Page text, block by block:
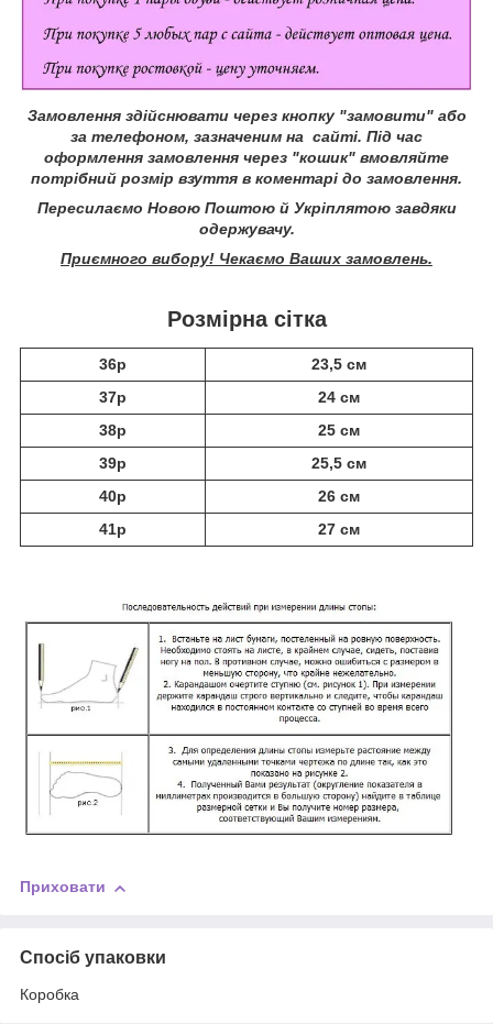
Замовлення здійснювати через кнопку "замовити" або
за телефоном, зазначеним на сайті. Під час
оформлення замовлення через "кошик" вмовляйте
потрібний розмір взуття в коментарі до замовлення.
Пересилаємо Новою Поштою й Укріплятою завдяки
одержувачу.
Приємного вибору! Чекаємо Ваших замовлень.
Розмірна сітка
36р
23,5 см
37р
24 см
38р
25 см
39р
25,5 см
40р
26 см
41р
27 см
Приховати
Спосіб упаковки
Коробка